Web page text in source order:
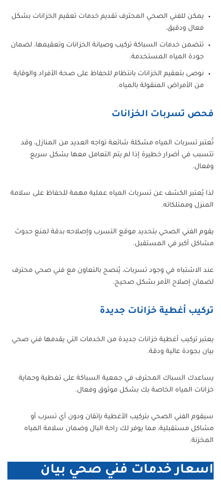
يمكن للفني الصحي المحترف تقديم خدمات تعقيم الخزانات بشكل
فعال ودقيق.
تتضمن خدمات السباكة تركيب وصيانة الخزانات وتعقيمها، لضمان
جودة المياه المستخدمة.
نوصى بتعقيم الخزانات بانتظام للحفاظ على صحة الأفراد والوقاية
من الأمراض المنقولة بالمياه.
فحص تسربات الخزانات
تُعتبر تسربات المياه مشكلة شائعة تواجه العديد من المنازل، وقد
تتسبب في أضرار خطيرة إذا لم يتم التعامل معها بشكل سريع
وفعال.
لذا يُعتبر الكشف عن تسربات المياه عملية مهمة للحفاظ على سلامة
المنزل وممتلكاته.
يقوم الفني الصحي بتحديد موقع التسرب وإصلاحه بدقة لمنع حدوث
مشاكل أكبر في المستقبل.
عند الاشتباه في وجود تسربات، يُنصح بالتعاون مع فني صحي محترف
لضمان إصلاح الأمر بشكل صحيح.
تركيب أغطية خزانات جديدة
يعتبر تركيب أغطية خزانات جديدة من الخدمات التي يقدمها فني صحي
بيان بجودة عالية ودقة.
يساعدك السباك المحترف في جمعية السباكة على تغطية وحماية
خزانات المياه الخاصة بك بشكل موثوق وفعال.
سيقوم الفني الصحي بتركيب الأغطية بإتقان ودون أي تسرب أو
مشاكل مستقبلية، مما يوفر لك راحة البال وضمان سلامة المياه
المخزنة.
اسعار خدمات فني صحي بيان